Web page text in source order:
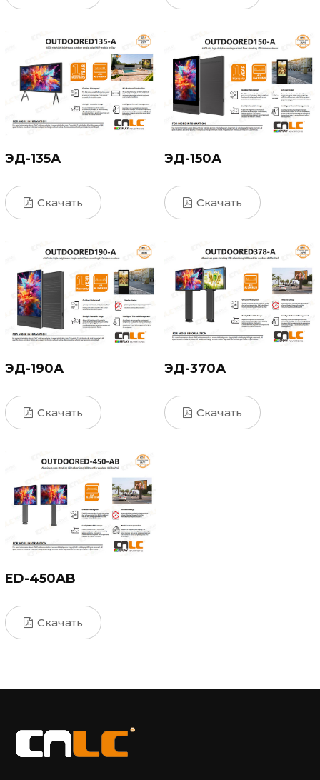
ЭД-135А
Скачать
ЭД-150А
Скачать
ЭД-190А
Скачать
ЭД-370А
Скачать
ED-450AB
Скачать